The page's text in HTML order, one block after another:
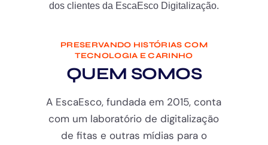
dos clientes da EscaEsco Digitalização.
PRESERVANDO HISTÓRIAS COM
TECNOLOGIA E CARINHO
QUEM SOMOS
A EscaEsco, fundada em 2015, conta
com um laboratório de digitalização
de fitas e outras mídias para o